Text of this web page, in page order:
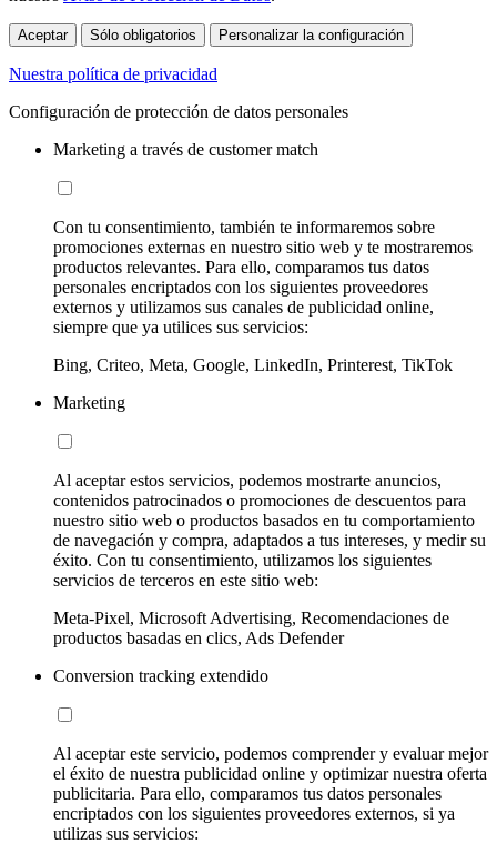
Aceptar Sólo obligatorios Personalizar la configuración
Nuestra política de privacidad
Configuración de protección de datos personales
Marketing a través de customer match
Con tu consentimiento, también te informaremos sobre
promociones externas en nuestro sitio web y te mostraremos
productos relevantes. Para ello, comparamos tus datos
personales encriptados con los siguientes proveedores
externos y utilizamos sus canales de publicidad online,
siempre que ya utilices sus servicios:
Bing, Criteo, Meta, Google, LinkedIn, Printerest, TikTok
Marketing
Al aceptar estos servicios, podemos mostrarte anuncios,
contenidos patrocinados o promociones de descuentos para
nuestro sitio web o productos basados en tu comportamiento
de navegación y compra, adaptados a tus intereses, y medir su
éxito. Con tu consentimiento, utilizamos los siguientes
servicios de terceros en este sitio web:
Meta-Pixel, Microsoft Advertising, Recomendaciones de
productos basadas en clics, Ads Defender
Conversion tracking extendido
Al aceptar este servicio, podemos comprender y evaluar mejor
el éxito de nuestra publicidad online y optimizar nuestra oferta
publicitaria. Para ello, comparamos tus datos personales
encriptados con los siguientes proveedores externos, si ya
utilizas sus servicios: